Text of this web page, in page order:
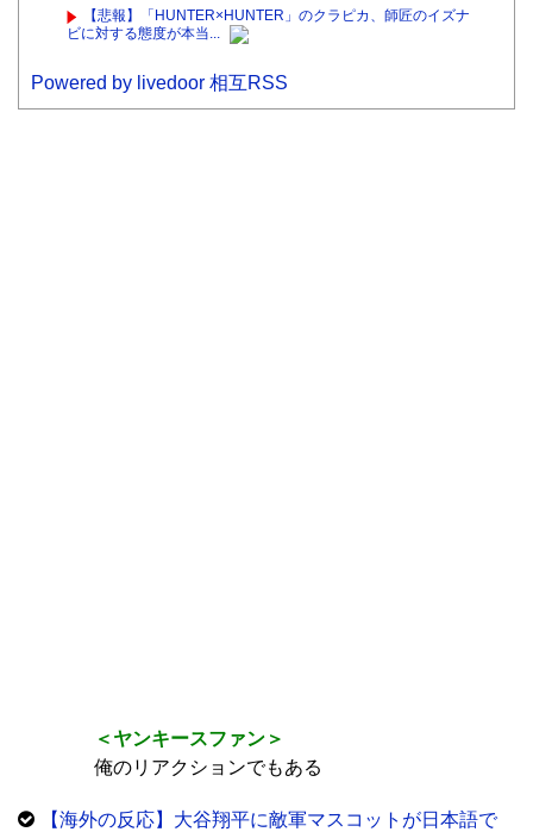
【悲報】「HUNTER×HUNTER」のクラピカ、師匠のイズナ
ビに対する態度が本当...
Powered by livedoor 相互RSS
＜ヤンキースファン＞
俺のリアクションでもある
【海外の反応】大谷翔平に敵軍マスコットが日本語で